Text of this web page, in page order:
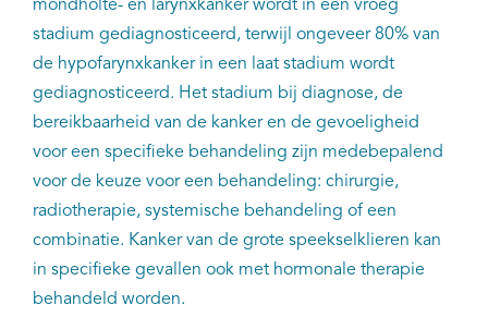
mondholte- en larynxkanker wordt in een vroeg
stadium gediagnosticeerd, terwijl ongeveer 80% van
de hypofarynxkanker in een laat stadium wordt
gediagnosticeerd. Het stadium bij diagnose, de
bereikbaarheid van de kanker en de gevoeligheid
voor een specifieke behandeling zijn medebepalend
voor de keuze voor een behandeling: chirurgie,
radiotherapie, systemische behandeling of een
combinatie. Kanker van de grote speekselklieren kan
in specifieke gevallen ook met hormonale therapie
behandeld worden.